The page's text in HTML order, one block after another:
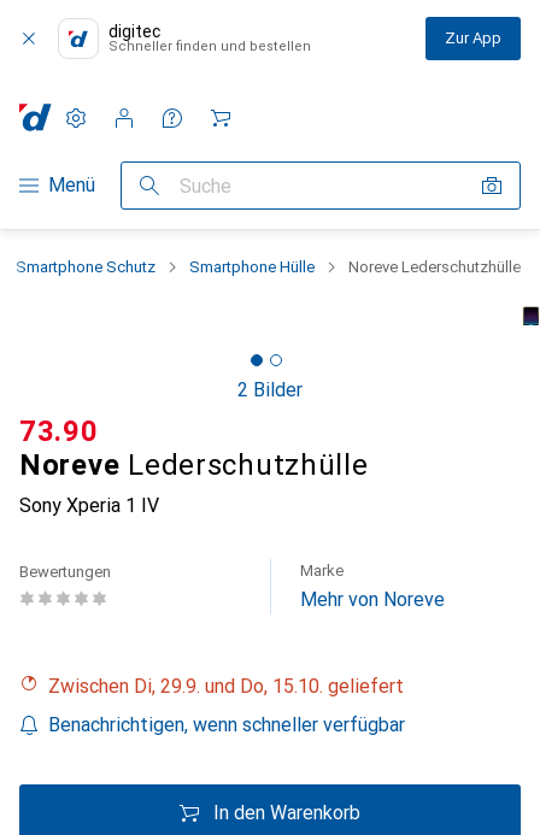
digitec
Schneller finden und bestellen Zur App
Navigation nach Kategorien
Menü Suche
Einstellungen
Kundenkonto
Vergleichslisten
Merklisten
Warenkorb
Smartphone Schutz Smartphone Hülle Noreve Lederschutzhülle
2 Bilder
Noreve Lederschutzhülle
Sony Xperia 1 IV
CHF
73.90
Bewertungen Marke
Mehr von Noreve
Zwischen Di, 29.9. und Do, 15.10. geliefert
Benachrichtigen, wenn schneller verfügbar
In den Warenkorb